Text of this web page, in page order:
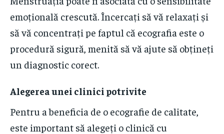
emoțională crescută. Încercați să vă relaxați și
să vă concentrați pe faptul că ecografia este o
procedură sigură, menită să vă ajute să obțineți
un diagnostic corect.
Alegerea unei clinici potrivite
Pentru a beneficia de o ecografie de calitate,
este important să alegeți o clinică cu